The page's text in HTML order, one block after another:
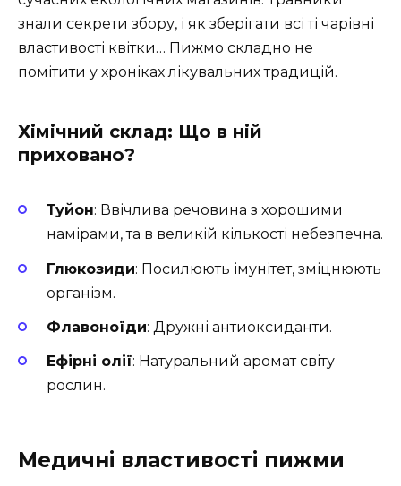
знали секрети збору, і як зберігати всі ті чарівні
властивості квітки… Пижмо складно не
помітити у хроніках лікувальних традицій.
Хімічний склад: Що в ній
приховано?
Туйон: Ввічлива речовина з хорошими
намірами, та в великій кількості небезпечна.
Глюкозиди: Посилюють імунітет, зміцнюють
організм.
Флавоноїди: Дружні антиоксиданти.
Ефірні олії: Натуральний аромат світу
рослин.
Медичні властивості пижми